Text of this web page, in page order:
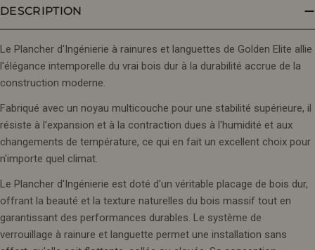
DESCRIPTION
Le Plancher d'Ingénierie à rainures et languettes de Golden Elite allie
l'élégance intemporelle du vrai bois dur à la durabilité accrue de la
construction moderne.
Fabriqué avec un noyau multicouche pour une stabilité supérieure, il
résiste à l'expansion et à la contraction dues à l'humidité et aux
changements de température, ce qui en fait un excellent choix pour
n'importe quel climat.
Le Plancher d'Ingénierie est doté d'un véritable placage de bois dur,
offrant la beauté et la texture naturelles du bois massif tout en
garantissant des performances durables. Le système de
verrouillage à rainure et languette permet une installation sans